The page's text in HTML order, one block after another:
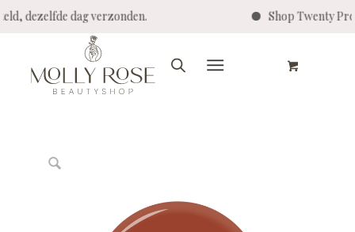
dezelfde dag verzonden. Shop Twenty